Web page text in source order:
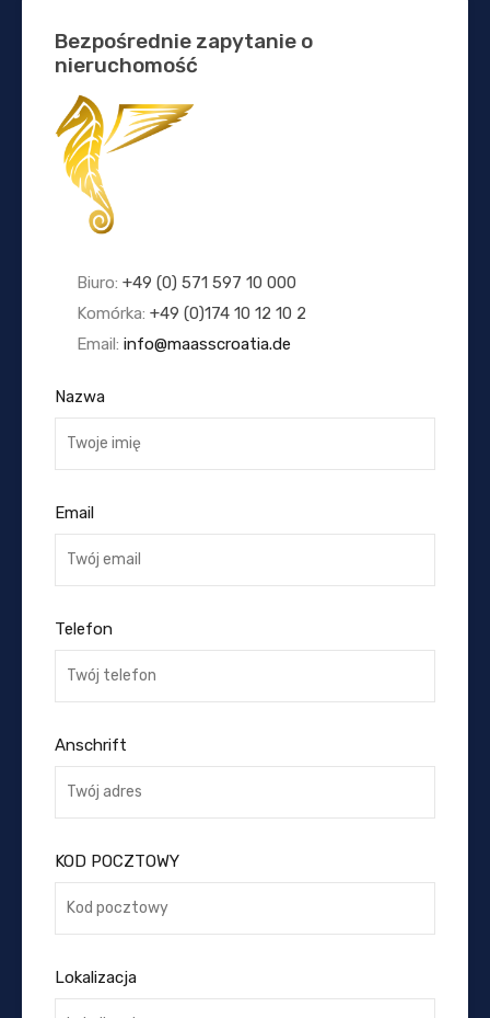
Bezpośrednie zapytanie o
nieruchomość
Biuro: +49 (0) 571 597 10 000
Komórka: +49 (0)174 10 12 10 2
Email: info@maasscroatia.de
Nazwa
Email
Telefon
Anschrift
KOD POCZTOWY
Lokalizacja